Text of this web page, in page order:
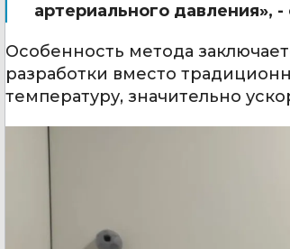
артериального давления»,
Особенность метода
разработки вместо
температуру, значительно